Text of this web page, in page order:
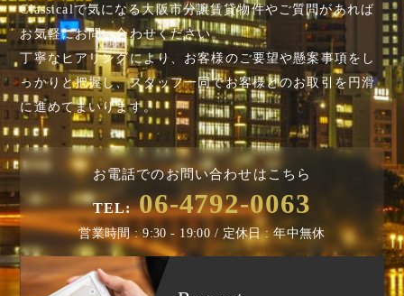
Classicalで気になる大阪市分譲賃貸物件やご質問があれば
お気軽にお問い合わせください。
丁寧なヒアリングにより、お客様のご要望や懸案事項を し
っかりと把握し、スタッフ一同でお客様とのお取引を円滑
に進めてまいります。
お電話でのお問い合わせはこちら
TEL: 06-4792-0063
営業時間 : 9:30 - 19:00 / 定休日 : 年中無休